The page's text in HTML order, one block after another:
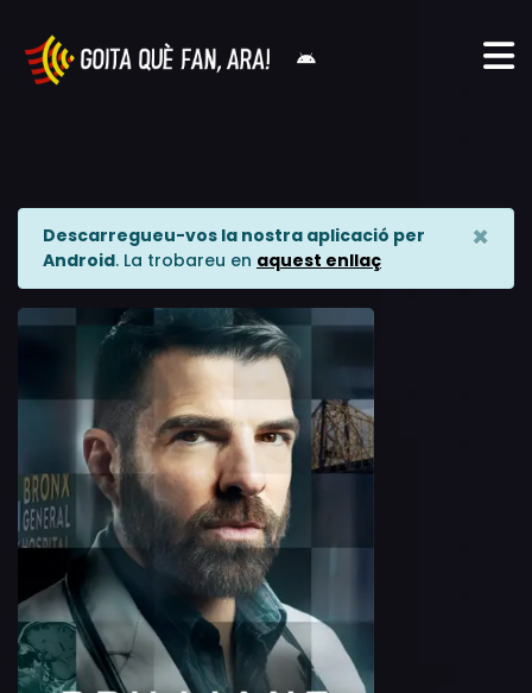
Descarregueu-vos la nostra aplicació per
Android. La trobareu en aquest enllaç
×